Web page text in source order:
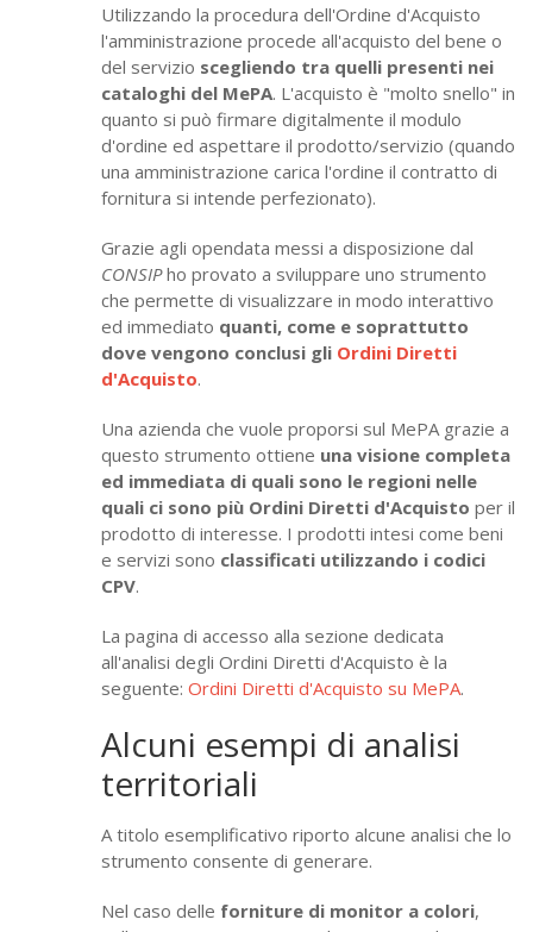
Utilizzando la procedura dell'Ordine d'Acquisto
l'amministrazione procede all'acquisto del bene o
del servizio scegliendo tra quelli presenti nei
cataloghi del MePA. L'acquisto è "molto snello" in
quanto si può firmare digitalmente il modulo
d'ordine ed aspettare il prodotto/servizio (quando
una amministrazione carica l'ordine il contratto di
fornitura si intende perfezionato).
Grazie agli opendata messi a disposizione dal
CONSIPho provato a sviluppare uno strumento
che permette di visualizzare in modo interattivo
ed immediato quanti, come e soprattutto
dove vengono conclusi gli Ordini Diretti
d'Acquisto.
Una azienda che vuole proporsi sul MePA grazie a
questo strumento ottiene una visione completa
ed immediata di quali sono le regioni nelle
quali ci sono più Ordini Diretti d'Acquisto per il
prodotto di interesse. I prodotti intesi come beni
e servizi sono classificati utilizzando i codici
CPV.
La pagina di accesso alla sezione dedicata
all'analisi degli Ordini Diretti d'Acquisto è la
seguente: Ordini Diretti d'Acquisto su MePA.
Alcuni esempi di analisi
territoriali
A titolo esemplificativo riporto alcune analisi che lo
strumento consente di generare.
Nel caso delle forniture di monitor a colori,